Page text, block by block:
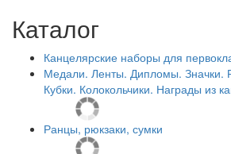
Каталог
Канцелярские наборы для
Медали. Ленты. Дипломы. Значки.
Кубки. Колокольчики. Награды из
Ранцы, рюкзаки, сумки